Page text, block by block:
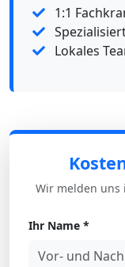
1:1
Lokales
Wir melden uns
Ihr Name *